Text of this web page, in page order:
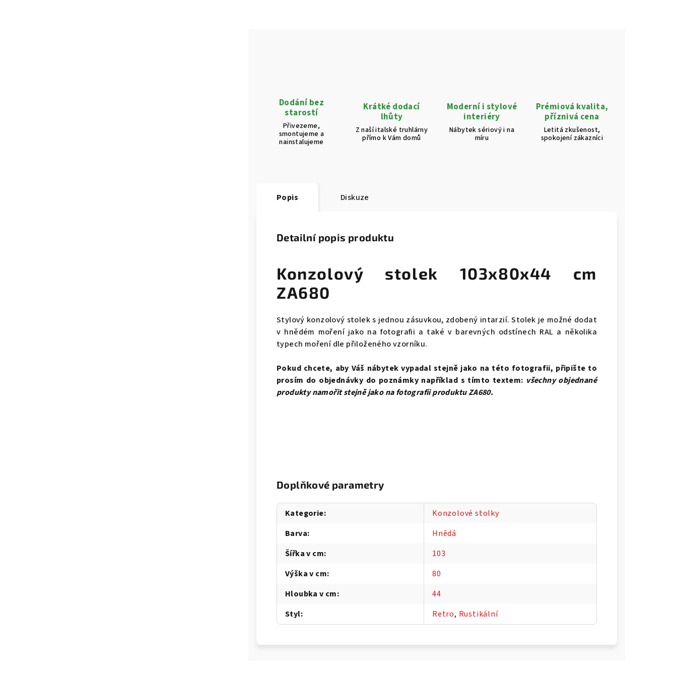
Dodání bez
starostí
Přivezeme,
smontujeme a
nainstalujeme
Krátké dodací
lhůty
Z naší italské truhlárny
přímo k Vám domů
Moderní i stylové
interiéry
Nábytek sériový i na
míru
Prémiová kvalita,
příznivá cena
Letitá zkušenost,
spokojení zákazníci
Popis Diskuze
Detailní popis produktu
Konzolový stolek 103x80x44 cm
ZA680
Stylový konzolový stolek s jednou zásuvkou, zdobený intarzií. Stolek je možné dodat
v hnědém moření jako na fotografii a také v barevných odstínech RAL a několika
typech moření dle přiloženého vzorníku.
Pokud chcete, aby Váš nábytek vypadal stejně jako na této fotografii, připište to
prosím do objednávky do poznámky například s tímto textem: všechny objednané
produkty namořit stejně jako na fotografiiproduktuZA680.
Doplňkové parametry
Kategorie:
Konzolové stolky
Barva:
Hnědá
Šířka v cm:
103
Výška v cm:
80
Hloubka v cm:
44
Styl: Retro, Rustikální